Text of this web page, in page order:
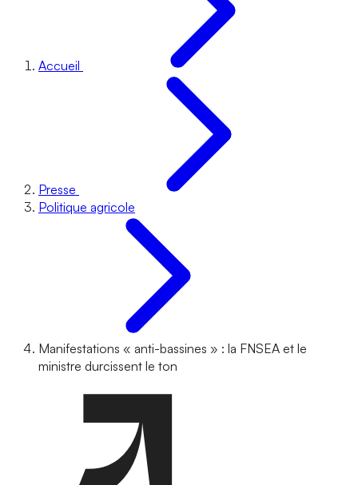
Accueil
Presse
Politique agricole
Manifestations « anti-bassines » : la FNSEA et le
ministre durcissent le ton